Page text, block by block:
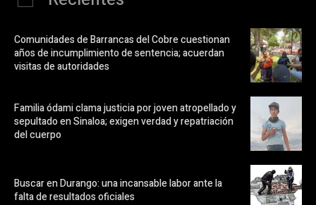
Comunidades de Barrancas del Cobre cuestionan
años de incumplimiento de sentencia; acuerdan
visitas de autoridades
Familia ódami clama justicia por joven atropellado y
sepultado en Sinaloa; exigen verdad y repatriación
del cuerpo
Buscar en Durango: una incansable labor ante la
falta de resultados oficiales